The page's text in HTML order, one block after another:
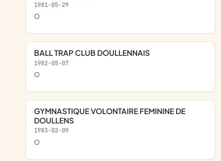
1981-05-29
o
BALL TRAP CLUB DOULLENNAIS
1982-05-07
o
GYMNASTIQUE VOLONTAIRE FEMININE DE
DOULLENS
1983-02-09
o